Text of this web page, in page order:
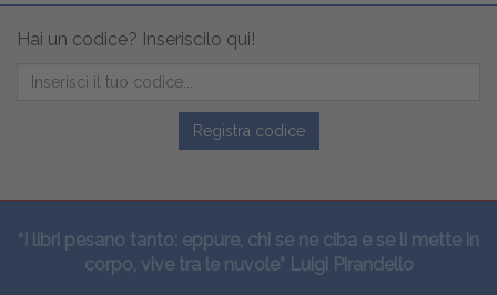
Hai un codice? Inseriscilo qui!
Registra codice
“I libri pesano tanto: eppure, chi se ne ciba e se li mette in
corpo, vive tra le nuvole” Luigi Pirandello